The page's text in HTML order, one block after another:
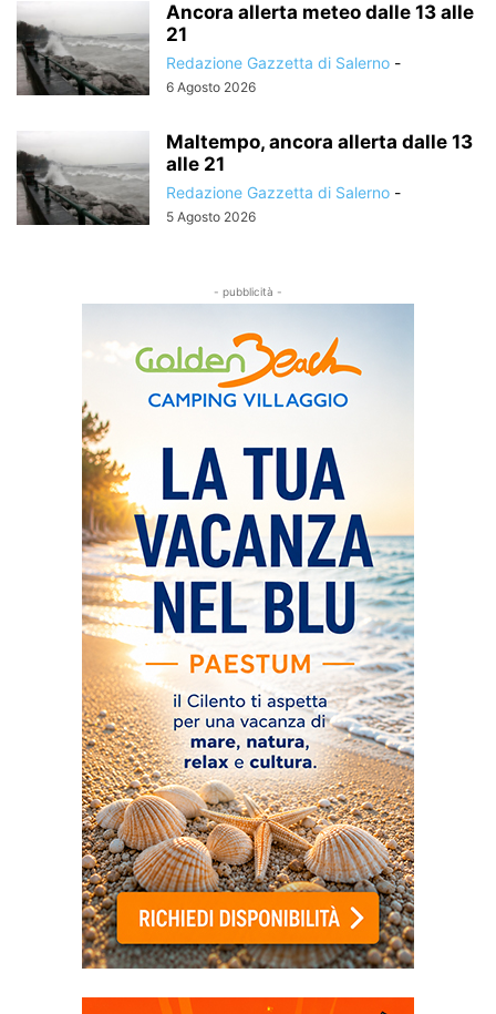
Ancora allerta meteo dalle 13 alle
21
Redazione Gazzetta di Salerno -
6 Agosto 2026
Maltempo, ancora allerta dalle 13
alle 21
Redazione Gazzetta di Salerno -
5 Agosto 2026
- pubblicità -